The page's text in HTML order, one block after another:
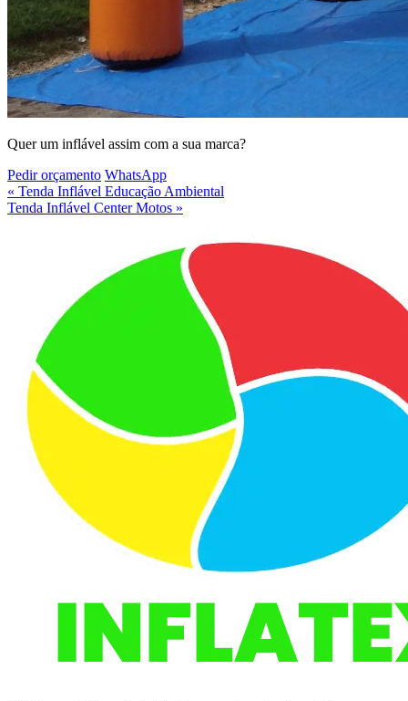
Quer um inflável assim com a sua marca?
Pedir orçamento WhatsApp
« Tenda Inflável Educação Ambiental
Tenda Inflável Center Motos »